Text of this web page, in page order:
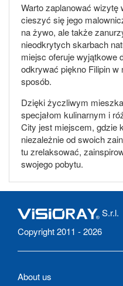
Warto zaplanować wizytę
cieszyć się jego
na żywo, ale także
nieodkrytych skarbach
miejsc oferuje wyjątkowe
odkrywać piękno Filipin w
sposób.
Dzięki życzliwym
specjałom kulinarnym i
City jest miejscem, gdzie
niezależnie od swoich
tu zrelaksować,
swojego pobytu.
S.r.l.
Copyright 2011 - 2026
About us